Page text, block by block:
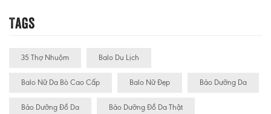
Tags
35 Thợ Nhuộm Balo Du Lịch
Balo Nữ Da Bò Cao Cấp Balo Nữ Đẹp Bảo Dưỡng Da
Bảo Dưỡng Đồ Da Bảo Dưỡng Đồ Da Thật